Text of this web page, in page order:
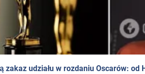
zakaz udziału w rozdaniu Oscarów: od